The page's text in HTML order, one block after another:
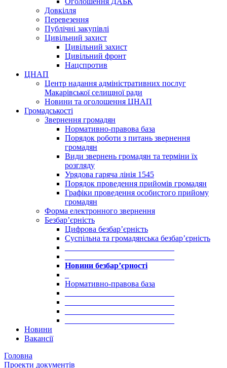
Довкілля
Перевезення
Публічні закупівлі
Цивільний захист
Цивільний захист
Цивільний фронт
Нацспротив
ЦНАП
Центр надання адміністративних послуг
Макарівської селищної ради
Новини та оголошення ЦНАП
Громадськості
Звернення громадян
Нормативно-правова база
Порядок роботи з питань звернення
громадян
Види звернень громадян та терміни їх
розгляду
Урядова гаряча лінія 1545
Порядок проведення прийомів громадян
Графіки проведення особистого прийому
громадян
Форма електронного звернення
Безбар’єрність
Цифрова безбар’єрність
Суспільна та громадянська безбар’єрність
Новини безбар’єрності
Нормативно-правова база
Новини
Вакансії
Головна
Проекти документів